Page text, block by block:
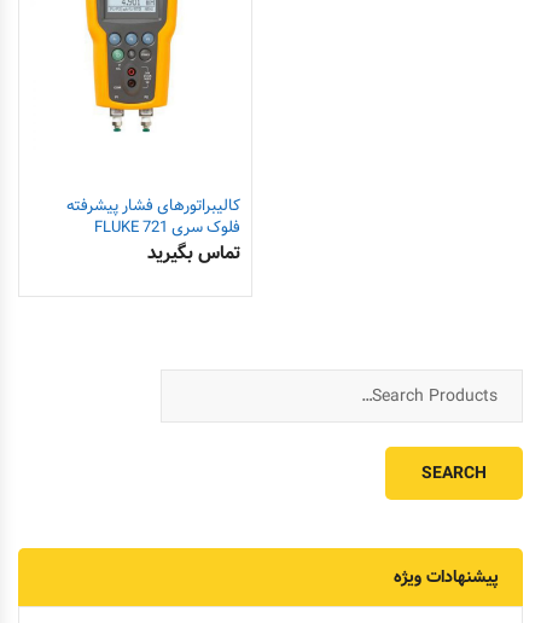
کالیبراتورهای فشار پیشرفته
فلوک سری FLUKE 721
تماس بگیرید
پیشنهادات ویژه